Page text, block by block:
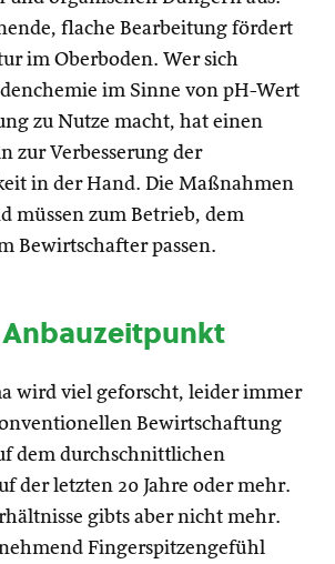
flache Bearbeitung fördert
im Oberboden. Wer sich
im Sinne von pH-Wert
zu Nutze macht, hat einen
zur Verbesserung der
in der Hand. Die Maßnahmen
müssen zum Betrieb, dem
Bewirtschafter passen.
wird viel geforscht, leider immer
Bewirtschaftung
dem durchschnittlichen
der letzten 20 Jahre oder mehr.
gibts aber nicht mehr.
Fingerspitzengefühl